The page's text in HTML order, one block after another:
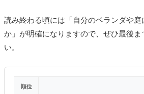
読み終わる頃には「自分のベランダや庭
か」が明確になりますので、ぜひ最後ま
い。
順位